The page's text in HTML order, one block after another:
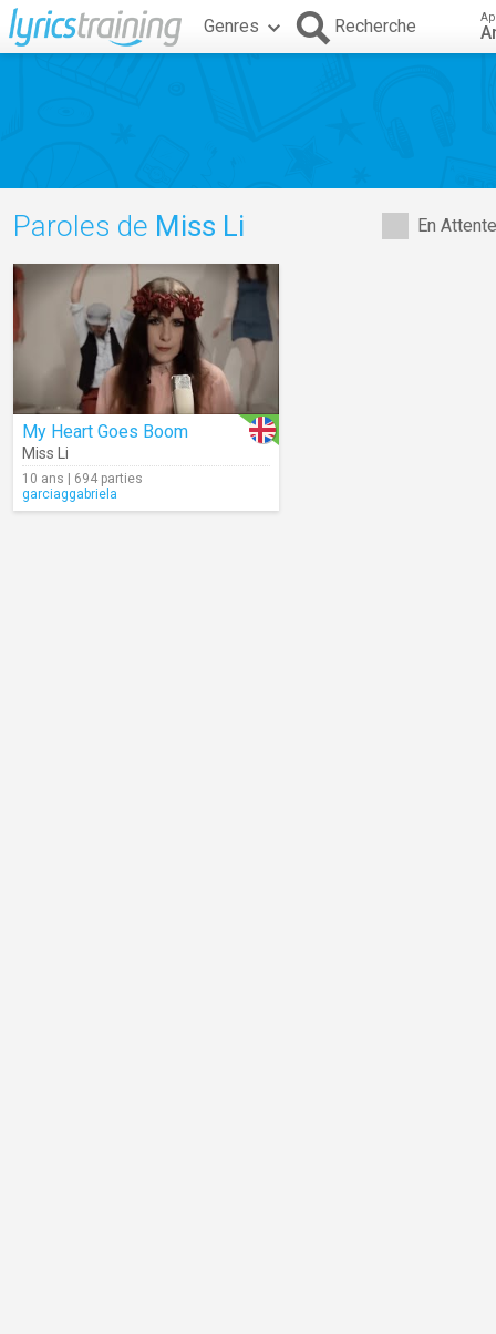
Genres Recherche
En
Paroles de Miss Li
My Heart Goes Boom
Miss Li
10 ans | 694 parties
garciaggabriela